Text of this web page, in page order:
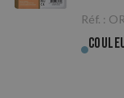
Réf. :